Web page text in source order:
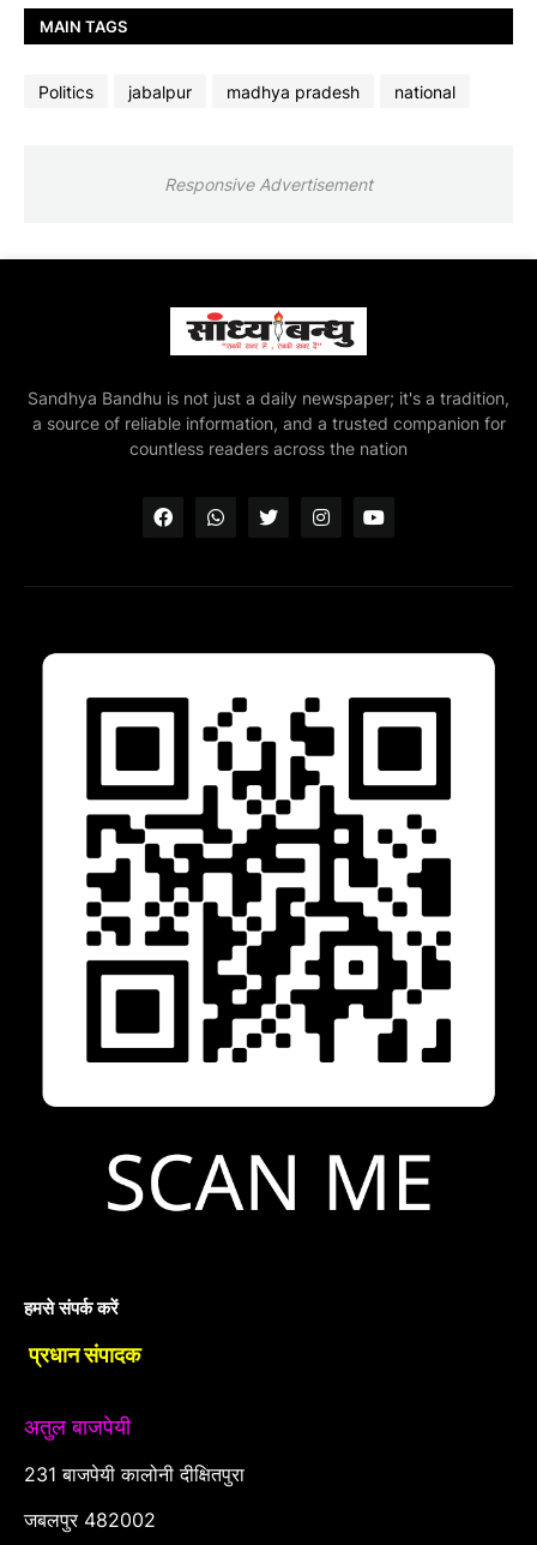
MAIN TAGS
Politics jabalpur madhya pradesh national
Responsive Advertisement
Sandhya Bandhu is not just a daily newspaper; it's a tradition,
a source of reliable information, and a trusted companion for
countless readers across the nation
हमसे संपर्क करें
प्रधान संपादक
अतुल बाजपेयी
231 बाजपेयी कालोनी दीक्षितपुरा
जबलपुर 482002